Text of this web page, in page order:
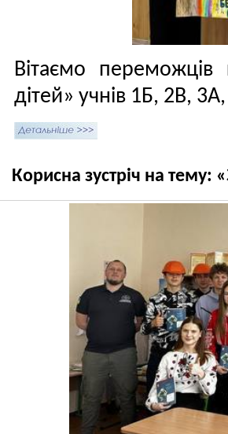
Вітаємо переможців
дітей» учнів 1Б, 2В,
Корисна зустріч на